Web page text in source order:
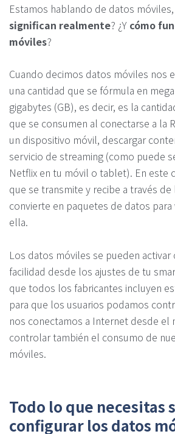
Estamos hablando de datos
significan realmente? ¿Y cómo
móviles?
Cuando decimos datos móviles nos
una cantidad que se fórmula en
gigabytes (GB), es decir, es la
que se consumen al conectarse a la
un dispositivo móvil, descargar
servicio de streaming (como puede
Netflix en tu móvil o tablet). En este
que se transmite y recibe a través
convierte en paquetes de datos para
ella.
Los datos móviles se pueden activar
facilidad desde los ajustes de tu
que todos los fabricantes incluyen
para que los usuarios podamos
nos conectamos a Internet desde el
controlar también el consumo de
móviles.
Todo lo que necesitas
configurar los datos